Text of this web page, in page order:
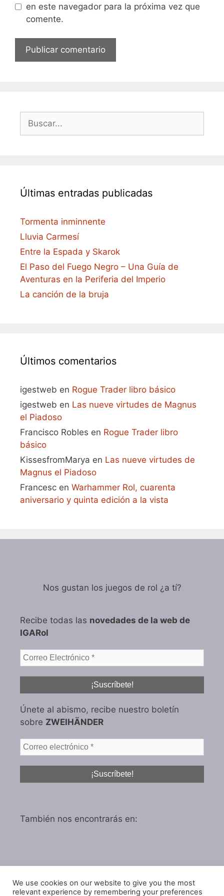
en este navegador para la próxima vez que
comente.
Buscar:
Últimas entradas publicadas
Tormenta inminnente
Lluvia Carmesí
Entre la Espada y Skarok
El Paso del Fuego Negro – Una Guía de
Aventuras en la Periferia del Imperio
La canción de la bruja
Últimos comentarios
igestweb en Rogue Trader libro básico
igestweb en Las nueve virtudes de Magnus
el Piadoso
Francisco Robles en Rogue Trader libro
básico
KissesfromMarya en Las nueve virtudes de
Magnus el Piadoso
Francesc en Warhammer Rol, cuarenta
aniversario y quinta edición a la vista
Nos gustan los juegos de rol ¿a tí?
Recibe todas las novedades de la web de
IGARol
Únete al abismo, recibe nuestro boletín
sobre ZWEIHÄNDER
También nos encontrarás en:
Política de privacidad
We use cookies on our website to give you the most
relevant experience by remembering your preferences